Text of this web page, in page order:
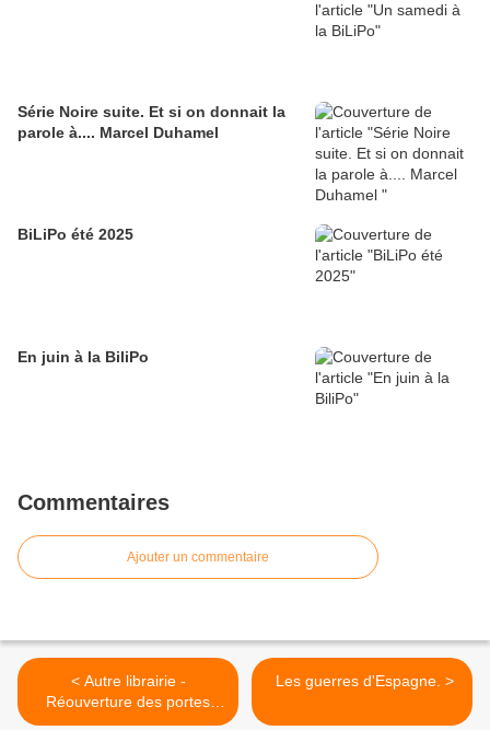
Série Noire suite. Et si on donnait la
parole à.... Marcel Duhamel
BiLiPo été 2025
En juin à la BiliPo
Commentaires
Ajouter un commentaire
< Autre librairie -
Réouverture des portes
d'Un Petit Noir
​ Les guerres d'Espagne. >